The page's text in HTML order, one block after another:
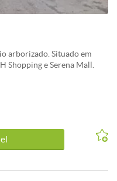
arborizado. Situado em
Shopping e Serena Mall.
Vila Castela. Situado em
a oportunidade de